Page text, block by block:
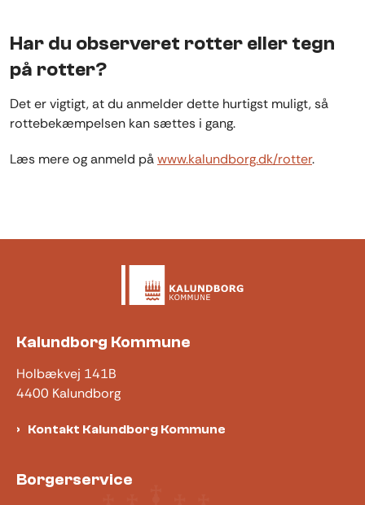
Har du observeret rotter eller tegn
på rotter?
Det er vigtigt, at du anmelder dette hurtigst muligt, så
rottebekæmpelsen kan sættes i gang.
Læs mere og anmeld påwww.kalundborg.dk/rotter.
Kalundborg Kommune
Holbækvej 141B
4400 Kalundborg
Kontakt Kalundborg Kommune
Borgerservice